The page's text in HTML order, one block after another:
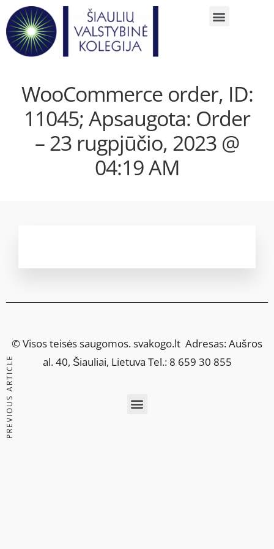
WooCommerce order, ID:
11045; Apsaugota: Order
– 23 rugpjūčio, 2023 @
04:19 AM
PREVIOUS ARTICLE
© Visos teisės saugomos.svakogo.lt Adresas: Aušros
al. 40, Šiauliai, Lietuva Tel.: 8 659 30 855